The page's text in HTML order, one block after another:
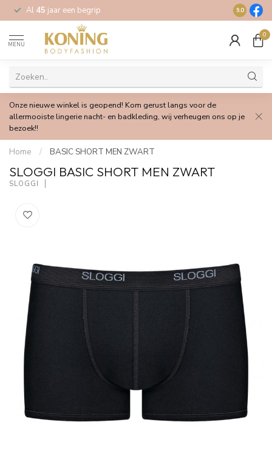
Al 45 jaar een begrip Gratis
9.0
MENU
0
Onze nieuwe winkel is geopend! Kom gerust langs voor de
allermooiste lingerie nacht- en badkleding, wij verheugen ons op je
bezoek!!
Home / BASIC SHORT MEN ZWART
SLOGGI BASIC SHORT MEN ZWART
SLOGGI